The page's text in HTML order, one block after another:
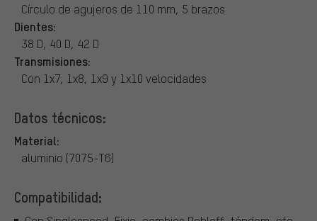
Círculo de agujeros de 110 mm, 5 brazos
Dientes:
38 D, 40 D, 42 D
Transmisiones:
Con 1x7, 1x8, 1x9 y 1x10 velocidades
Datos técnicos:
Material:
aluminio (7075-T6)
Compatibilidad: